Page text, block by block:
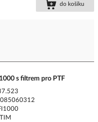
do košíku
s filtrem pro PTF